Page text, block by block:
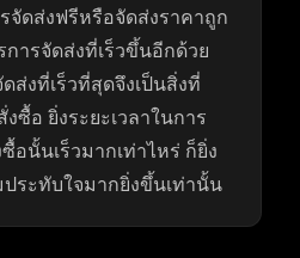
จัดส่งฟรีหรือจัดส่งราคาถูก
ารจัดส่งที่เร็วขึ้นอีกด้วย
ส่งที่เร็วที่สุดจึงเป็นสิ่งที่
ซื้อ ยิ่งระยะเวลาในการ
อนั้นเร็วมากเท่าไหร่ ก็ยิ่ง
ระทับใจมากยิ่งขึ้นเท่านั้น